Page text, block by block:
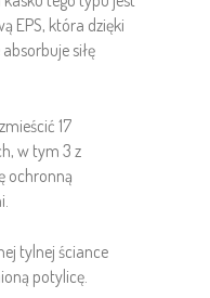
EPS, która dzięki
siłę
17
w tym 3 z
ochronną
tylnej ściance
potylicę.